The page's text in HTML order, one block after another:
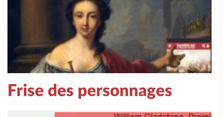
Frise des personnages